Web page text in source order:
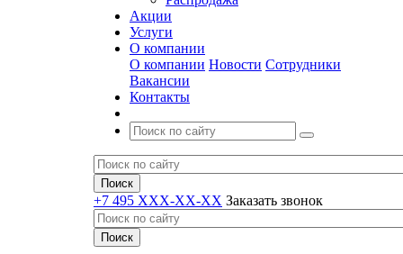
Акции
Услуги
О компании
О компании Новости Сотрудники
Вакансии
Контакты
+7 495 XXX-XX-XX Заказать звонок